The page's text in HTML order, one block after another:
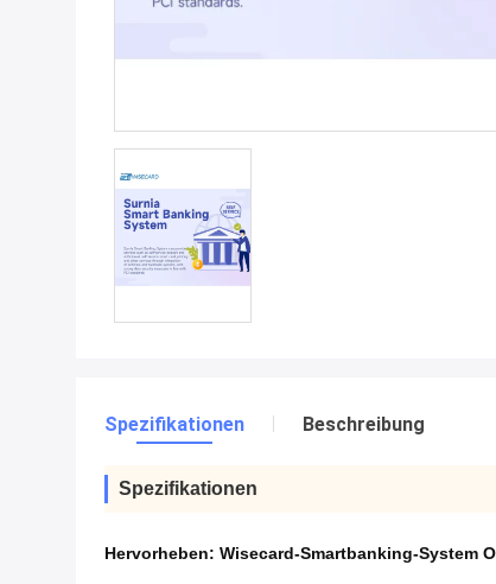
Spezifikationen Beschreibung
Spezifikationen
Hervorheben: Wisecard-Smartbanking-System